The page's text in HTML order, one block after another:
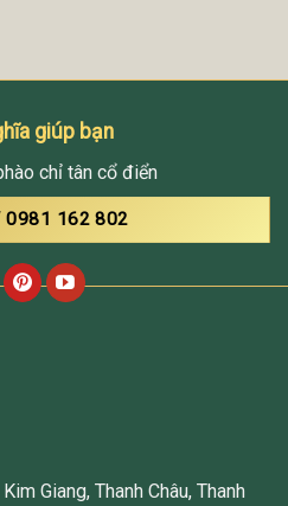
giúp bạn
chỉ tân cổ điển
0981 162 802
Giang, Thanh Châu, Thanh